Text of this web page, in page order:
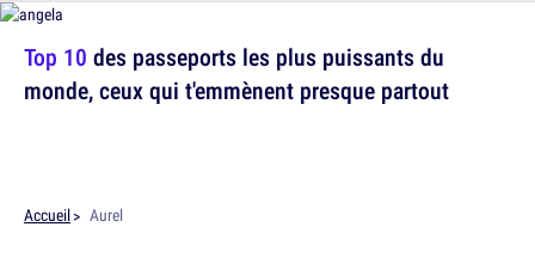
Top 10 des passeports les plus puissants du
monde, ceux qui t'emmènent presque partout
Accueil Aurel